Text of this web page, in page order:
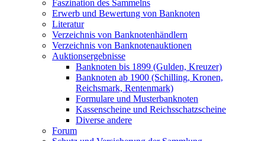
Faszination des Sammelns
Erwerb und Bewertung von Banknoten
Literatur
Verzeichnis von Banknotenhändlern
Verzeichnis von Banknotenauktionen
Auktionsergebnisse
Banknoten bis 1899 (Gulden, Kreuzer)
Banknoten ab 1900 (Schilling, Kronen,
Reichsmark, Rentenmark)
Formulare und Musterbanknoten
Kassenscheine und Reichsschatzscheine
Diverse andere
Forum